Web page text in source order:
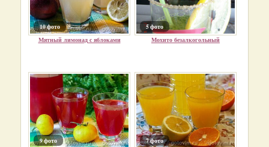
10 фото
Мятный лимонад с яблоками
5 фото
Мохито безалкогольный
9 фото
7 фото